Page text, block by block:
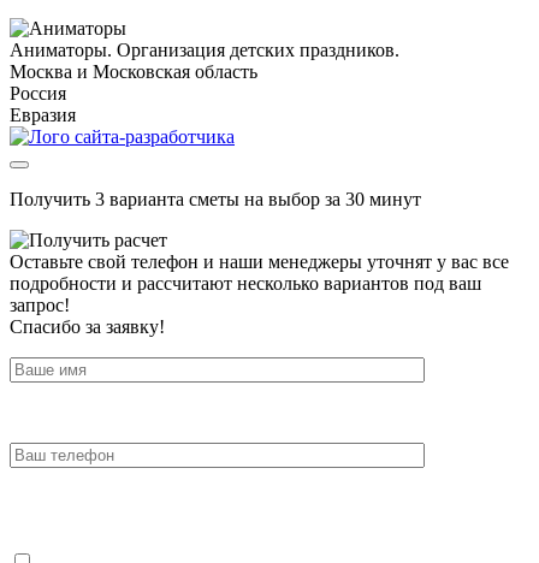
Аниматоры. Организация детских праздников.
Москва и Московская область
Россия
Евразия
Получить 3 варианта сметы на выбор за 30 минут
Оставьте свой телефон и наши менеджеры уточнят у вас все
подробности и рассчитают несколько вариантов под ваш
запрос!
Спасибо за заявку!